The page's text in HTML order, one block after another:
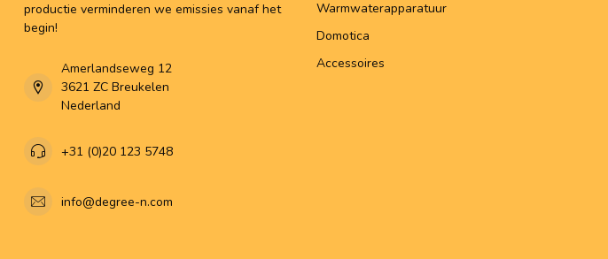
productie verminderen we emissies vanaf het
begin!
Amerlandseweg 12
3621 ZC Breukelen
Nederland
+31 (0)20 123 5748
info@degree-n.com
Warmwaterapparatuur
Domotica
Accessoires